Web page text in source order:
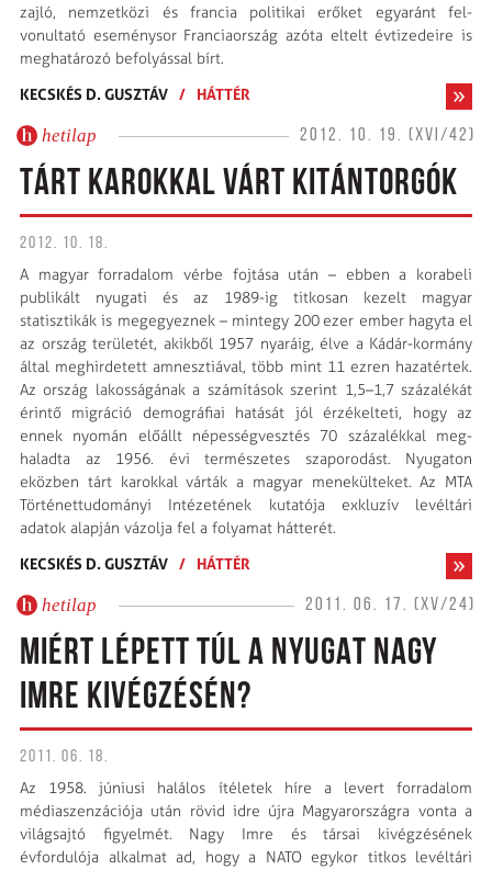
zajló, nemzetközi és francia politikai erőket egyaránt fel­
vonultató eseménysor Franciaország azóta eltelt évtizedeire is
meghatározó befolyással bírt.
KECSKÉS D. GUSZTÁV / HÁTTÉR
hetilap 2012. 10. 19. (XVI/42)
TÁRT KAROKKAL VÁRT KITÁNTORGÓK
2012. 10. 18.
A magyar forradalom vérbe fojtása után – ebben a korabeli
publikált nyugati és az 1989-ig titkosan kezelt magyar
statisztikák is meg­egyez­nek – mintegy 200 ezer ember hagyta el
az ország területét, akikből 1957 nyaráig, élve a Kádár-kormány
által meghirdetett amnesztiával, több mint 11 ezren hazatértek.
Az ország lakosságának a számítások szerint 1,5–1,7 százalékát
érintő migráció demográfiai hatását jól érzékelteti, hogy az
ennek nyomán előállt népességvesztés 70 százalékkal meg­
haladta az 1956. évi természetes szaporodást. Nyugaton
eközben tárt karokkal várták a magyar menekülteket. Az MTA
Történettudományi Intézetének kutatója exkluzív levéltári
adatok alapján vázolja fel a folyamat hátterét.
KECSKÉS D. GUSZTÁV / HÁTTÉR
hetilap 2011. 06. 17. (XV/24)
MIÉRT LÉPETT TÚL A NYUGAT NAGY
IMRE KIVÉGZÉSÉN?
2011. 06. 18.
Az 1958. júniusi halálos ítéletek híre a levert forradalom
médiaszenzációja után rövid idre újra Magyarországra vonta a
világsajtó figyelmét. Nagy Imre és társai kivégzésének
évfordulója alkalmat ad, hogy a NATO egykor titkos levéltári